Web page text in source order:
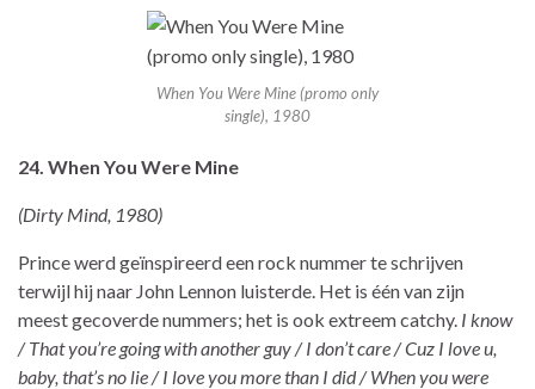
When You Were Mine (promo only
single), 1980
24. When You Were Mine
(Dirty Mind, 1980)
Prince werd geïnspireerd een rock nummer te schrijven
terwijl hij naar John Lennon luisterde. Het is één van zijn
meest gecoverde nummers; het is ook extreem catchy. I know
/ That you’re going with another guy / I don’t care / Cuz I love u,
baby, that’s no lie / I love you more than I did / When you were